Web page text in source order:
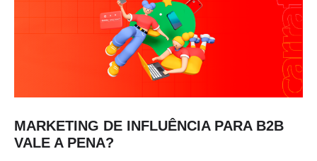
MARKETING DE INFLUÊNCIA PARA B2B
VALE A PENA?